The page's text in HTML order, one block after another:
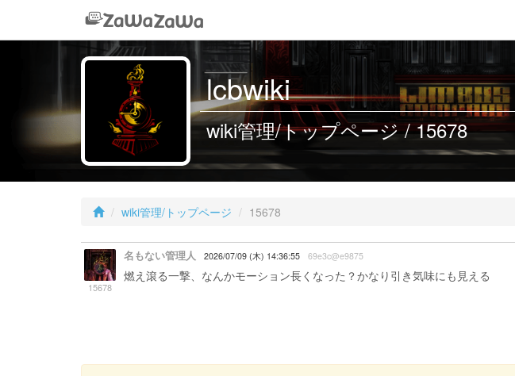
lcbwiki
wiki管理/トップページ / 15678
wiki管理/トップページ 15678
15678
名もない管理人 2026/07/09 (木) 14:36:55 69e3c@e9875
燃え滾る一撃、なんかモーション長くなった？かなり引き気味にも見える